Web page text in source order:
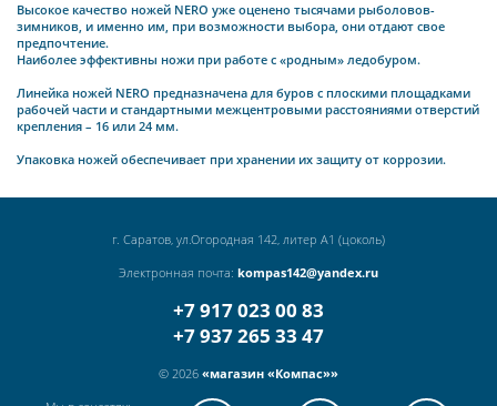
Высокое качество ножей NERO уже оценено тысячами рыболовов-
зимников, и именно им, при возможности выбора, они отдают свое
предпочтение.
Наиболее эффективны ножи при работе с «родным» ледобуром.
Линейка ножей NERO предназначена для буров с плоскими площадками
рабочей части и стандартными межцентровыми расстояниями отверстий
крепления – 16 или 24 мм.
Упаковка ножей обеспечивает при хранении их защиту от коррозии.
г. Саратов, ул.Огородная 142, литер А1 (цоколь)
Электронная почта: kompas142@yandex.ru
+7 917 023 00 83
+7 937 265 33 47
© 2026 «магазин «Компас»»